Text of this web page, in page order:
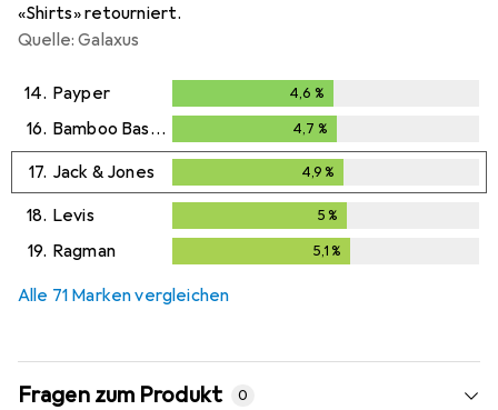
«Shirts» retourniert.
Quelle: Galaxus
14. Payper 4,6 %
16. Bamboo Basics 4,7 %
17. Jack & Jones 4,9 %
18. Levis 5 %
19. Ragman 5,1 %
Alle 71 Marken vergleichen
Fragen zum Produkt 0